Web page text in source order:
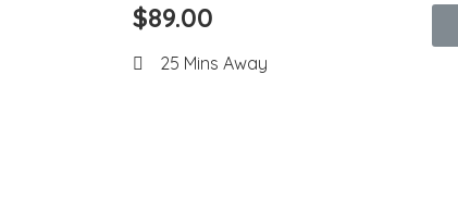
$89.00
25 Mins Away